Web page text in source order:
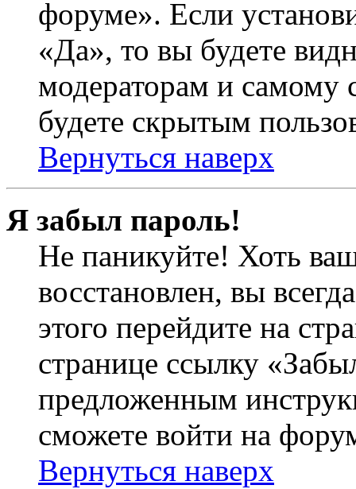
форуме». Если
«Да», то вы будете
модераторам и самому
будете скрытым
Вернуться наверх
Я забыл пароль!
Не паникуйте! Хоть
восстановлен, вы
этого перейдите на
странице ссылку
предложенным
сможете войти на
Вернуться наверх